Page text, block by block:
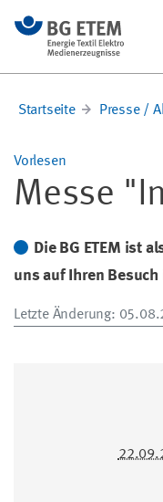
Startseite Presse /
Vorlesen
Messe
Die BG ETEM ist
uns auf Ihren
Letzte Änderung: